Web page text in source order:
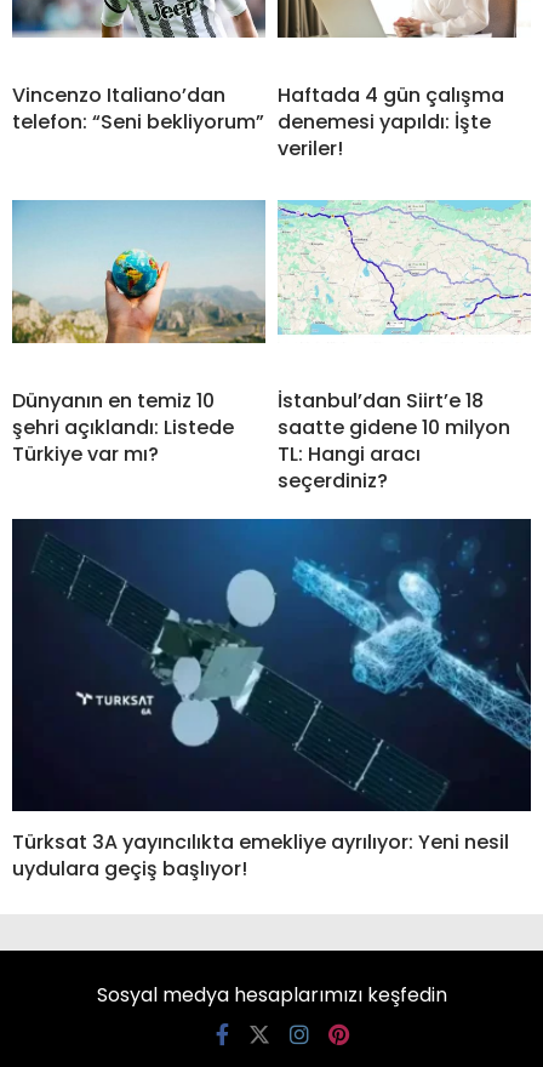
Vincenzo Italiano’dan
telefon: “Seni bekliyorum”
Haftada 4 gün çalışma
denemesi yapıldı: İşte
veriler!
Dünyanın en temiz 10
şehri açıklandı: Listede
Türkiye var mı?
İstanbul’dan Siirt’e 18
saatte gidene 10 milyon
TL: Hangi aracı
seçerdiniz?
Türksat 3A yayıncılıkta emekliye ayrılıyor: Yeni nesil
uydulara geçiş başlıyor!
Sosyal medya hesaplarımızı keşfedin